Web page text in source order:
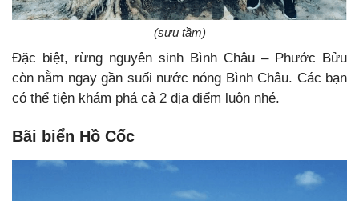
(sưu tầm)
Đặc biệt, rừng nguyên sinh Bình Châu – Phước Bửu
còn nằm ngay gần suối nước nóng Bình Châu. Các bạn
có thể tiện khám phá cả 2 địa điểm luôn nhé.
Bãi biển Hồ Cốc